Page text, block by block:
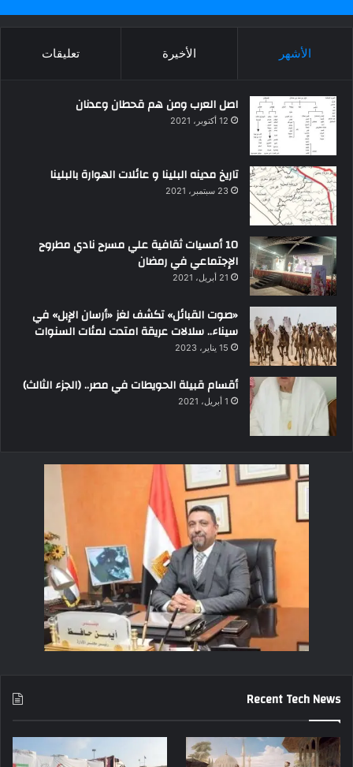
الأشهر الأخيرة تعليقات
اصل العرب ومن هم قحطان وعدنان
12 أكتوبر، 2021
تاريخ مدينه البلينا و عائلات الهوارة بالبلينا
23 سبتمبر، 2021
10 أمسيات ثقافية علي مسرح نادي مطروح
الإجتماعي في رمضان
21 أبريل، 2021
«صوت القبائل» تكشف لغز «أرسان الإبل» في
سيناء.. سلالات عريقة امتدت لمئات السنوات
15 يناير، 2023
أقسام قبيلة الحويطات في مصر.. (الجزء الثالث)
1 أبريل، 2021
Recent Tech News